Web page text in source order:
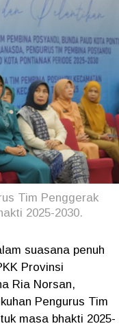
Tim Penggerak
2025-2030.
suasana penuh
Provinsi
Ria Norsan,
Pengurus Tim
masa bhakti 2025-